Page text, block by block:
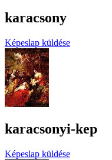
karacsony
Képeslap küldése
karacsonyi-kep
Képeslap küldése